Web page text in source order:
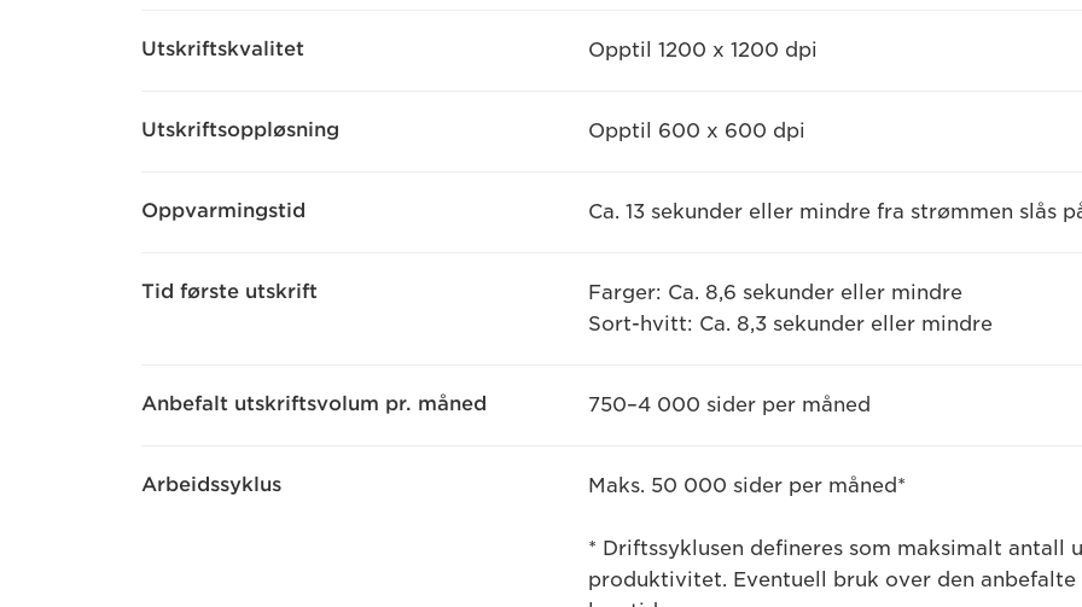
Utskriftskvalitet Opptil 1200 x 1200 dpi
Utskriftsoppløsning Opptil 600 x 600 dpi
Oppvarmingstid Ca. 13 sekunder eller mindre fra strømmen slås
Tid første utskrift
Farger: Ca. 8,6 sekunder eller mindre
Sort-hvitt: Ca. 8,3 sekunder eller mindre
Anbefalt utskriftsvolum pr. måned 750–4 000 sider per måned
Arbeidssyklus Maks. 50 000 sider per måned*
* Driftssyklusen defineres som maksimalt antall
produktivitet. Eventuell bruk over den